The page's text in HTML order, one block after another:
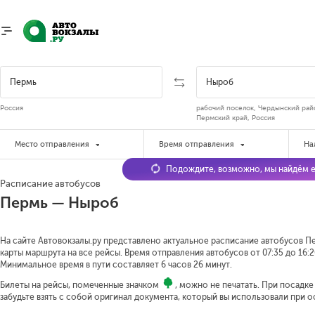
Россия
рабочий поселок, Чердынский
Пермский край, Россия
Место отправления Время отправления
Расписание автобусов
Пермь — Ныроб
На сайте Автовокзалы.ру представлено актуальное расписание автобусов
карты маршрута на все рейсы. Время отправления автобусов от 07:35 до
Минимальное время в пути составляет 6 часов 26 минут.
Билеты на рейсы, помеченные значком
, можно не печатать. При
забудьте взять с собой оригинал документа, который вы использовали при
Подождите, возможно, мы найдём